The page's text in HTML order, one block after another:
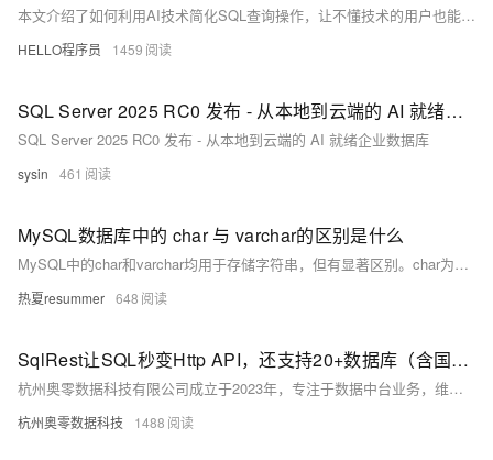
本文介绍了如何利用AI技术简化SQL查询操作，让不懂技术的用户也能轻松从数据库中获取信息。通过本地部署PostgreSQL数据库和Ollama模型，结合Java代码，实现将自然语言问题自动转换为SQL查询，并将结果以易懂的方式呈现。整个流程简单直观，适合初学者动手实践，同时也展示了AI在数据查询中的潜力与局限。
HELLO程序员 1459
SQL Server 2025 RC0 发布 - 从本地到云端的 AI 就绪企业数据库
SQL Server 2025 RC0 发布 - 从本地到云端的 AI 就绪企业数据库
sysin 461
MySQL数据库中的 char 与 varchar的区别是什么
MySQL中的char和varchar均用于存储字符串，但有显著区别。char为定长类型，固定长度，存储空间始终为设定值，适合长度固定的数据如手机号。varchar为变长类型，仅占用实际数据所需空间，适合长度不固定的内容如用户名。二者在性能与空间利用上各有优劣，应根据实际场景合理选择。
热夏resummer 648
SqlRest让SQL秒变Http API，还支持20+数据库（含国产数据库）
杭州奥零数据科技有限公司成立于2023年，专注于数据中台业务，维护开源项目AllData并提供商业版解决方案。AllData提供数据集成、存储、开发、治理及BI展示等一站式服务，支持AI大模型应用，助力企业高效利用数据价值。
杭州奥零数据科技 1488